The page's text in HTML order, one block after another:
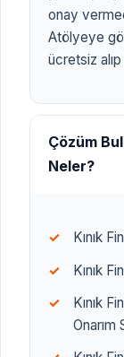
onay
Atölyeye
ücretsiz
Çözüm
Neler?
Kınık
Kınık
Kınık
Onarım